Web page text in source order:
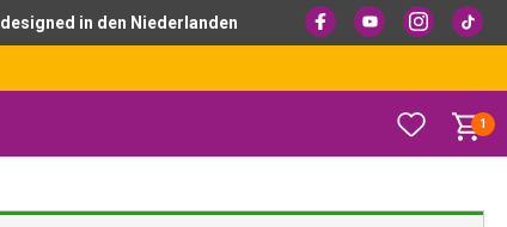
designed in den Niederlanden
1